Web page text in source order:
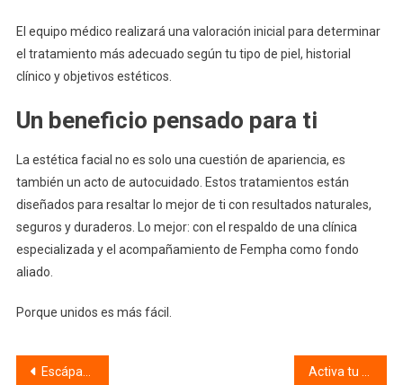
El equipo médico realizará una valoración inicial para determinar
el tratamiento más adecuado según tu tipo de piel, historial
clínico y objetivos estéticos.
Un beneficio pensado para ti
La estética facial no es solo una cuestión de apariencia, es
también un acto de autocuidado. Estos tratamientos están
diseñados para resaltar lo mejor de ti con resultados naturales,
seguros y duraderos. Lo mejor: con el respaldo de una clínica
especializada y el acompañamiento de Fempha como fondo
aliado.
Porque unidos es más fácil.
Navegación
Escápate a San Andrés, Barú o el Eje Cafetero con beneficios Fempha Activa tu mejor versión con Spinning Center Gym y accede a tarifas preferenciales